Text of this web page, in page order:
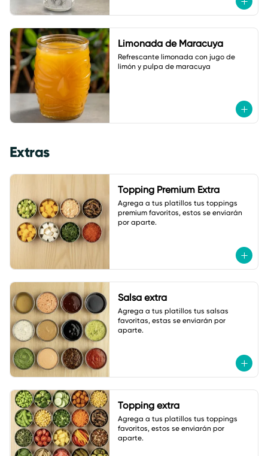
Limonada de Maracuya
Refrescante limonada con jugo de
limón y pulpa de maracuya
Extras
Topping Premium Extra
Agrega a tus platillos tus toppings
premium favoritos, estos se enviarán
por aparte.
Salsa extra
Agrega a tus platillos tus salsas
favoritas, estas se enviarán por
aparte.
Topping extra
Agrega a tus platillos tus toppings
favoritos, estos se enviarán por
aparte.